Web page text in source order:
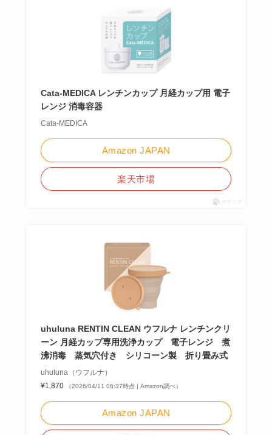
Cata-MEDICA レンチンカップ 月経カップ用 電子
レンジ 消毒容器
Cata-MEDICA
Amazon JAPAN
楽天市場
ポチップ
uhuluna RENTIN CLEAN ウフルナ レンチンクリ
ーン 月経カップ専用洗浄カップ 電子レンジ 煮
沸消毒 蒸気穴付き シリコーン製 折り畳み式
uhuluna（ウフルナ）
¥1,870
（2026/04/11 06:37時点 | Amazon調べ）
Amazon JAPAN